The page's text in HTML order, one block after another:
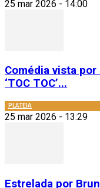
25 mar 2026 - 14:00
Comédia vista
‘TOC TOC’...
PLATEIA
25 mar 2026 - 13:29
Estrelada por